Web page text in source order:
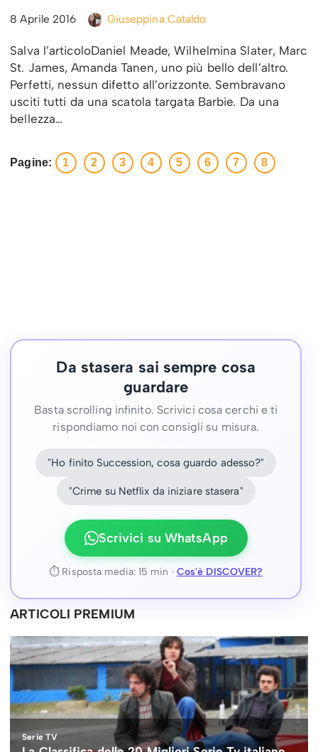
8 Aprile 2016 Giuseppina Cataldo
Salva l’articoloDaniel Meade, Wilhelmina Slater, Marc
St. James, Amanda Tanen, uno più bello dell’altro.
Perfetti, nessun difetto all’orizzonte. Sembravano
usciti tutti da una scatola targata Barbie. Da una
bellezza…
Pagine: 1 2 3 4 5 6 7 8
Da stasera sai sempre cosa
guardare
Basta scrolling infinito. Scrivici cosa cerchi e ti
rispondiamo noi con consigli su misura.
"Ho finito Succession, cosa guardo adesso?"
"Crime su Netflix da iniziare stasera"
Scrivici su WhatsApp
⏱ Risposta media: 15 min · Cos'è DISCOVER?
ARTICOLI PREMIUM